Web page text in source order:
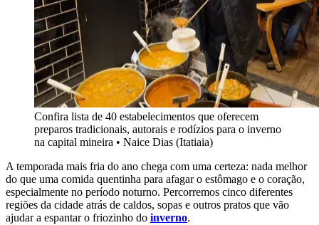
Confira lista de 40 estabelecimentos que oferecem
preparos tradicionais, autorais e rodízios para o inverno
na capital mineira • Naice Dias (Itatiaia)
A temporada mais fria do ano chega com uma certeza: nada melhor
do que uma comida quentinha para afagar o estômago e o coração,
especialmente no período noturno. Percorremos cinco diferentes
regiões da cidade atrás de caldos, sopas e outros pratos que vão
ajudar a espantar o friozinho do inverno.